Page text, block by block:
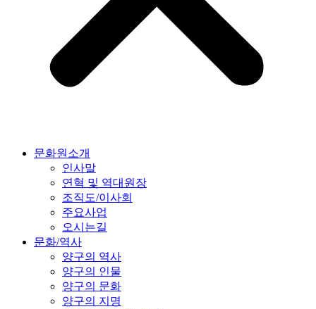
문화원소개
인사말
연혁 및 역대원장
조직도/이사회
주요사업
오시는길
문화/역사
양구의 역사
양구의 인물
양구의 문화
양구의 지명